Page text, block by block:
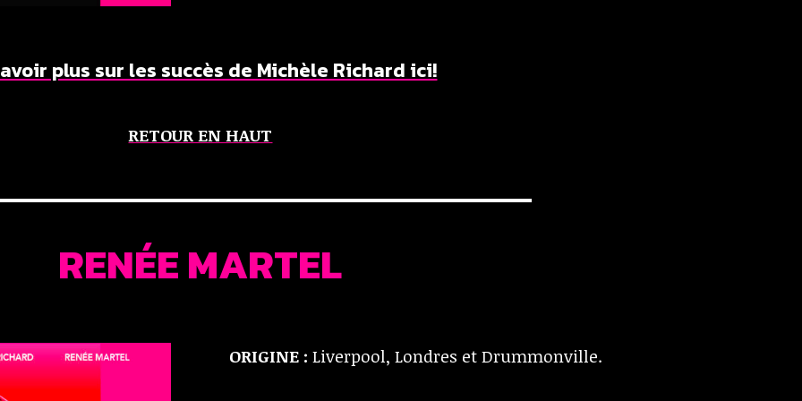
plus sur les succès de Michèle Richard ici!
RETOUR EN HAUT
RENÉE MARTEL
ORIGINE : Liverpool, Londres et Drummonville.